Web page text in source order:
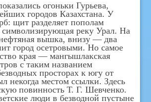
огоньки Гурьева,
городов Казахстана. У
щит разделяет пополам
символизирующая реку Урал. На
вышка, внизу — два
город осетровыми. Но самое
края — мангышлакская
с таким названием
просторах к югу от
некогда местом ссылки. Здесь
повинность Т. Г. Шевченко.
люди в безводной пустыне